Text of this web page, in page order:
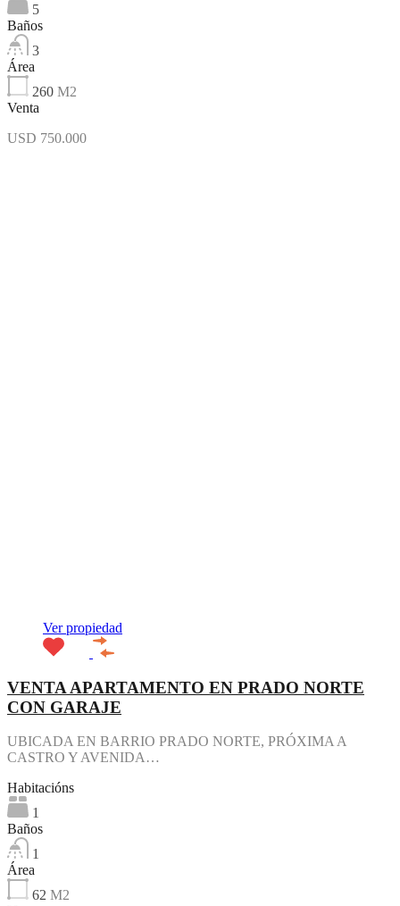
5
Baños
3
Área
260 M2
Venta
USD 750.000
Ver propiedad
VENTA APARTAMENTO EN PRADO NORTE
CON GARAJE
UBICADA EN BARRIO PRADO NORTE, PRÓXIMA A
CASTRO Y AVENIDA…
Habitacións
1
Baños
1
Área
62 M2